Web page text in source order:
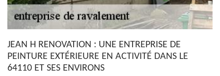
JEAN H RENOVATION : UNE ENTREPRISE DE
PEINTURE EXTÉRIEURE EN ACTIVITÉ DANS LE
64110 ET SES ENVIRONS